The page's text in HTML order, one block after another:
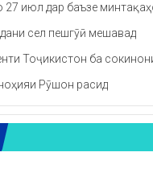
27 июл дар баъзе
сел пешгӯӣ мешавад
Тоҷикистон ба
Рӯшон расид